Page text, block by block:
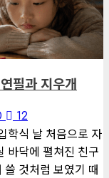
필과 지우개
12
학식 날 처음으로 자
바닥에 펼쳐진 친구
것처럼 보였기 때